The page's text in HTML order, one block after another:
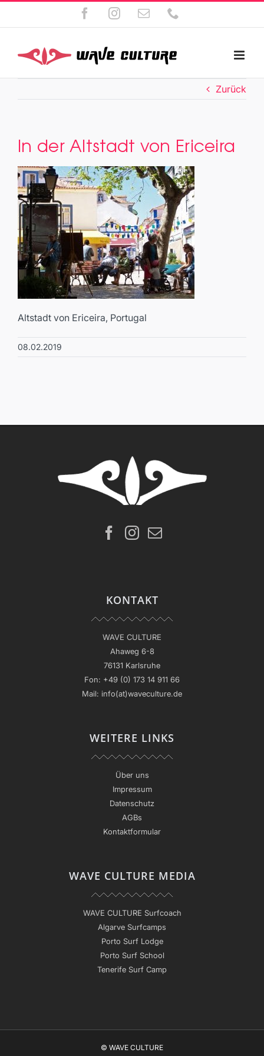
FacebookInstagram
E-
Mail
Zurück
In der Altstadt von Ericeira
Altstadt von Ericeira, Portugal
08.02.2019
KONTAKT
WAVE CULTURE
Ahaweg 6-8
76131 Karlsruhe
Fon: +49 (0) 173 14 911 66
Mail: info(at)waveculture.de
WEITERE LINKS
Über uns
Impressum
Datenschutz
AGBs
Kontaktformular
WAVE CULTURE MEDIA
WAVE CULTURE Surfcoach
Algarve Surfcamps
Porto Surf Lodge
Porto Surf School
Tenerife Surf Camp
© WAVE CULTURE